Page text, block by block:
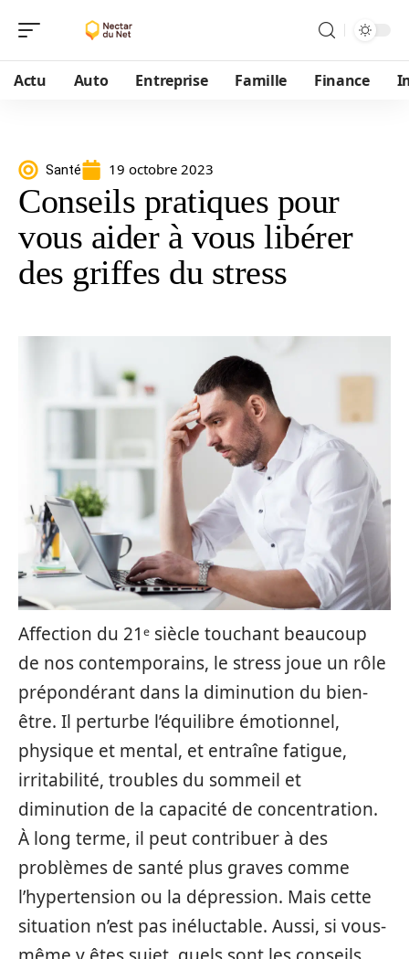
Actu Auto Entreprise Famille Finance
Santé 19 octobre 2023
Conseils pratiques pour
vous aider à vous libérer
des griffes du stress
Affection du 21ᵉ siècle touchant beaucoup
de nos contemporains, le stress joue un rôle
prépondérant dans la diminution du bien-
être. Il perturbe l’équilibre émotionnel,
physique et mental, et entraîne fatigue,
irritabilité, troubles du sommeil et
diminution de la capacité de concentration.
À long terme, il peut contribuer à des
problèmes de santé plus graves comme
l’hypertension ou la dépression. Mais cette
situation n’est pas inéluctable. Aussi, si vous-